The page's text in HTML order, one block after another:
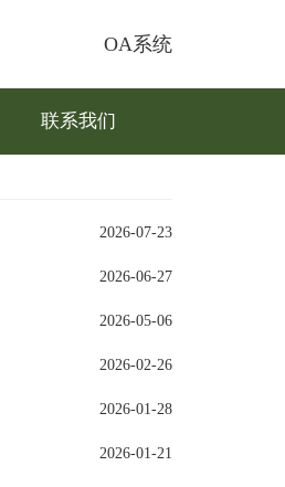
OA系统
联系我们
2026-07-23
2026-06-27
2026-05-06
2026-02-26
2026-01-28
2026-01-21